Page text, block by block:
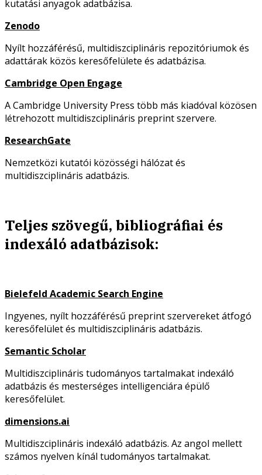
kutatási anyagok adatbázisa.
Zenodo
Nyílt hozzáférésű, multidiszciplináris repozitóriumok és
adattárak közös keresőfelülete és adatbázisa.
Cambridge Open Engage
A Cambridge University Press több más kiadóval közösen
létrehozott multidiszciplináris preprint szervere.
ResearchGate
Nemzetközi kutatói közösségi hálózat és
multidiszciplináris adatbázis.
Teljes szövegű, bibliográfiai és
indexáló adatbázisok:
Bielefeld Academic Search Engine
Ingyenes, nyílt hozzáférésű preprint szervereket átfogó
keresőfelület és multidiszciplináris adatbázis.
Semantic Scholar
Multidiszciplináris tudományos tartalmakat indexáló
adatbázis és mesterséges intelligenciára épülő
keresőfelület.
dimensions.ai
Multidiszciplináris indexáló adatbázis. Az angol mellett
számos nyelven kínál tudományos tartalmakat.